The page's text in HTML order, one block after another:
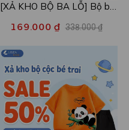
[XẢ KHO BỘ BA LỖ] Bộ ba
size từ 15-40kg - Quần áo
bé trai - Loza Kids XABL01
169.000 ₫ 338.000 ₫